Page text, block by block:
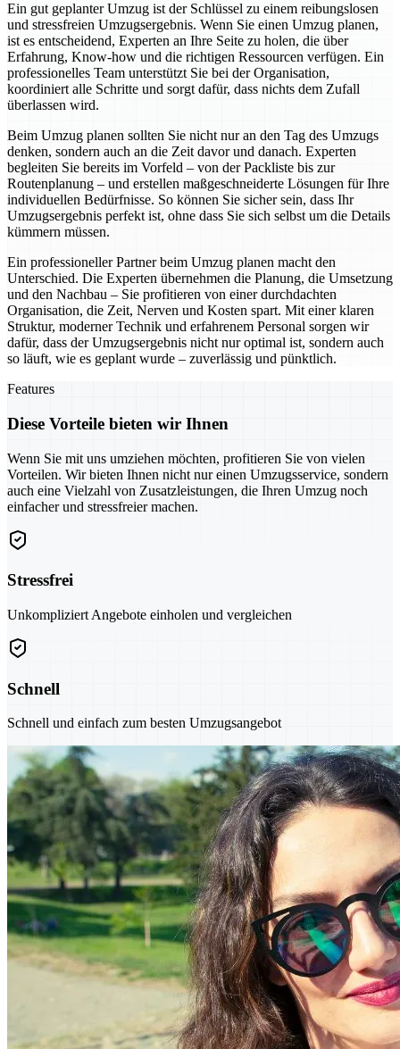
Ein gut geplanter Umzug ist der Schlüssel zu einem reibungslosen
und stressfreien Umzugsergebnis. Wenn Sie einen Umzug planen,
ist es entscheidend, Experten an Ihre Seite zu holen, die über
Erfahrung, Know-how und die richtigen Ressourcen verfügen. Ein
professionelles Team unterstützt Sie bei der Organisation,
koordiniert alle Schritte und sorgt dafür, dass nichts dem Zufall
überlassen wird.
Beim Umzug planen sollten Sie nicht nur an den Tag des Umzugs
denken, sondern auch an die Zeit davor und danach. Experten
begleiten Sie bereits im Vorfeld – von der Packliste bis zur
Routenplanung – und erstellen maßgeschneiderte Lösungen für Ihre
individuellen Bedürfnisse. So können Sie sicher sein, dass Ihr
Umzugsergebnis perfekt ist, ohne dass Sie sich selbst um die Details
kümmern müssen.
Ein professioneller Partner beim Umzug planen macht den
Unterschied. Die Experten übernehmen die Planung, die Umsetzung
und den Nachbau – Sie profitieren von einer durchdachten
Organisation, die Zeit, Nerven und Kosten spart. Mit einer klaren
Struktur, moderner Technik und erfahrenem Personal sorgen wir
dafür, dass der Umzugsergebnis nicht nur optimal ist, sondern auch
so läuft, wie es geplant wurde – zuverlässig und pünktlich.
Features
Diese Vorteile bieten wir Ihnen
Wenn Sie mit uns umziehen möchten, profitieren Sie von vielen
Vorteilen. Wir bieten Ihnen nicht nur einen Umzugsservice, sondern
auch eine Vielzahl von Zusatzleistungen, die Ihren Umzug noch
einfacher und stressfreier machen.
Stressfrei
Unkompliziert Angebote einholen und vergleichen
Schnell
Schnell und einfach zum besten Umzugsangebot